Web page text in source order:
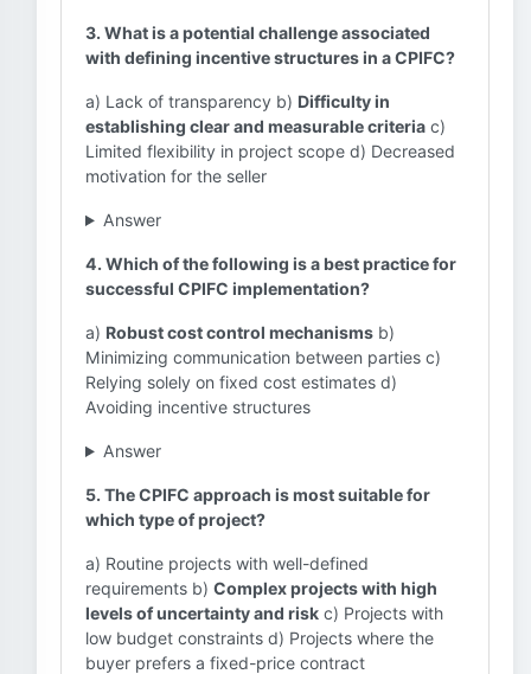
3. What is a potential challenge associated
with defining incentive structures in a CPIFC?
a) Lack of transparency b) Difficulty in
establishing clear and measurable criteria c)
Limited flexibility in project scope d) Decreased
motivation for the seller
Answer
4. Which of the following is a best practice for
successful CPIFC implementation?
a) Robust cost control mechanisms b)
Minimizing communication between parties c)
Relying solely on fixed cost estimates d)
Avoiding incentive structures
Answer
5. The CPIFC approach is most suitable for
which type of project?
a) Routine projects with well-defined
requirements b) Complex projects with high
levels of uncertainty and risk c) Projects with
low budget constraints d) Projects where the
buyer prefers a fixed-price contract